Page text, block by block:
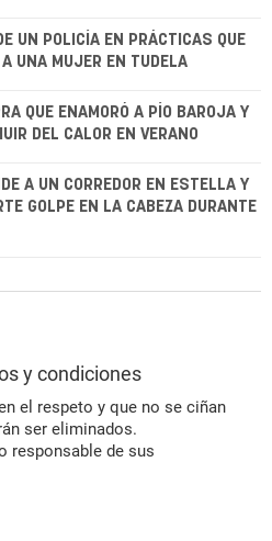
UN POLICÍA EN PRÁCTICAS QUE
UNA MUJER EN TUDELA
QUE ENAMORÓ A PÍO BAROJA Y
DEL CALOR EN VERANO
A UN CORREDOR EN ESTELLA Y
GOLPE EN LA CABEZA DURANTE
y condiciones
el respeto y que no se ciñan
ser eliminados.
responsable de sus